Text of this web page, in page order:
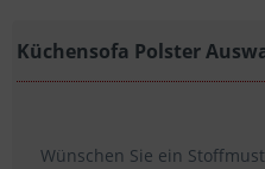
Küchensofa Polster
Wünschen Sie ein